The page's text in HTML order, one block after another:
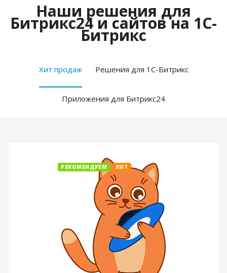
Наши решения для
Битрикс24 и сайтов на 1С-
Битрикс
Хит продаж Решения для 1С-Битрикс
Приложения для Битрикс24
РЕКОМЕНДУЕМ ХИТ